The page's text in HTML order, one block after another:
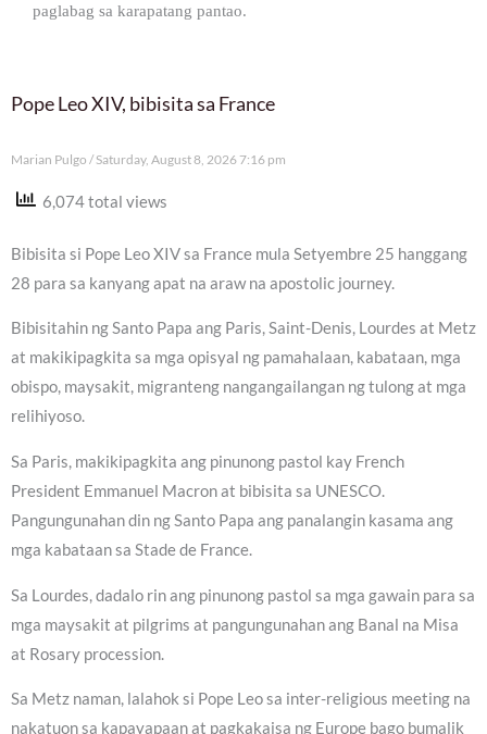
paglabag sa karapatang pantao.
Pope Leo XIV, bibisita sa France
Marian Pulgo Saturday, August 8, 2026 7:16 pm
6,074 total views
Bibisita si Pope Leo XIV sa France mula Setyembre 25 hanggang
28 para sa kanyang apat na araw na apostolic journey.
Bibisitahin ng Santo Papa ang Paris, Saint-Denis, Lourdes at Metz
at makikipagkita sa mga opisyal ng pamahalaan, kabataan, mga
obispo, maysakit, migranteng nangangailangan ng tulong at mga
relihiyoso.
Sa Paris, makikipagkita ang pinunong pastol kay French
President Emmanuel Macron at bibisita sa UNESCO.
Pangungunahan din ng Santo Papa ang panalangin kasama ang
mga kabataan sa Stade de France.
Sa Lourdes, dadalo rin ang pinunong pastol sa mga gawain para sa
mga maysakit at pilgrims at pangungunahan ang Banal na Misa
at Rosary procession.
Sa Metz naman, lalahok si Pope Leo sa inter-religious meeting na
nakatuon sa kapayapaan at pagkakaisa ng Europe bago bumalik